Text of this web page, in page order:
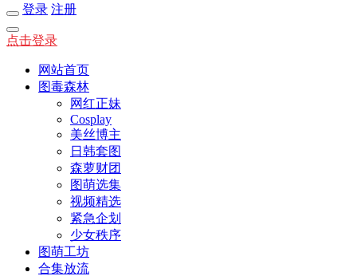
登录 注册
点击登录
网站首页
图毒森林
网红正妹
Cosplay
美丝博主
日韩套图
森萝财团
图萌选集
视频精选
紧急企划
少女秩序
图萌工坊
合集放流